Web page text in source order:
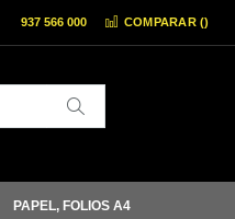
COMPARAR ()
937 566 000
PAPEL, FOLIOS A4